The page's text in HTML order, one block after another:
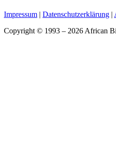
Impressum | Datenschutzerklärung |
Copyright © 1993 – 2026 African